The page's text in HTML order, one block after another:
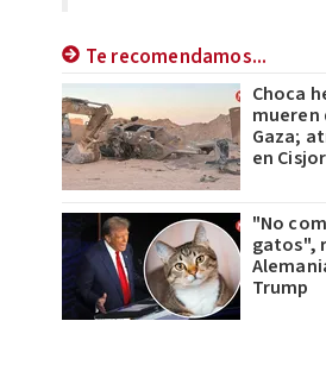
Te recomendamos...
Choca
mueren
Gaza;
en
"No
gatos",
Trump